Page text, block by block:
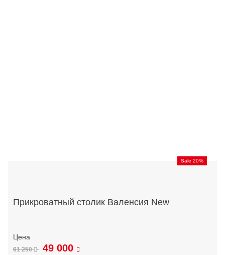
Sale 20%
Прикроватный столик Валенсия New
61 250 49 000